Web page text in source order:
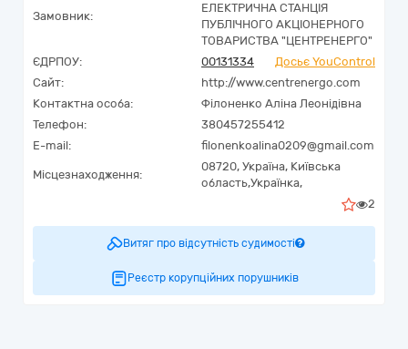
Замовник:
ЕЛЕКТРИЧНА СТАНЦІЯ
ПУБЛІЧНОГО АКЦІОНЕРНОГО
ТОВАРИСТВА "ЦЕНТРЕНЕРГО"
ЄДРПОУ:
00131334
Досьє YouControl
Сайт:
http://www.centrenergo.com
Контактна особа:
Філоненко Аліна Леонідівна
Телефон:
380457255412
E-mail:
filonenkoalina0209@gmail.com
Місцезнаходження:
08720, Україна, Київська
область,Українка,
2
Витяг про відсутність судимості
Реєстр корупційних порушників